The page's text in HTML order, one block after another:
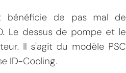
bénéficie de pas mal de
Le dessus de pompe et le
Il s'agit du modèle PSC
ID-Cooling.